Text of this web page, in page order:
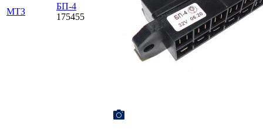
МТЗ
БП-4
175455